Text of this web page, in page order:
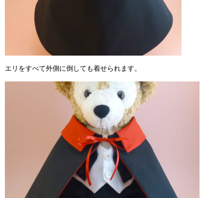
エリをすべて外側に倒しても着せられます。